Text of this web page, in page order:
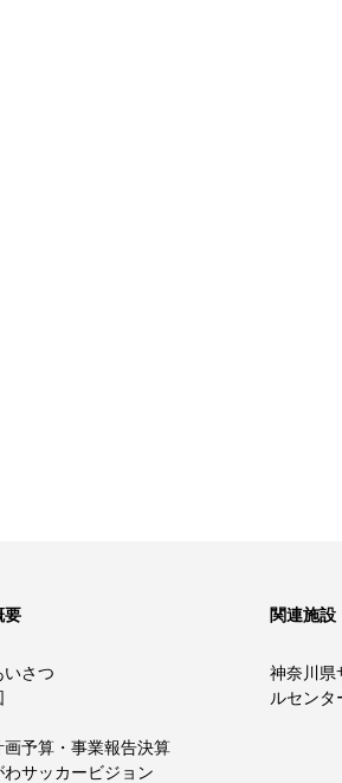
要
いさつ
画予算・事業報告決算
わサッカービジョン
関連施設
神奈川県
ルセンタ